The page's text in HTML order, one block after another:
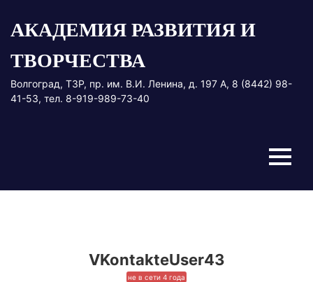
содержимому
АКАДЕМИЯ РАЗВИТИЯ И
ТВОРЧЕСТВА
Волгоград, ТЗР, пр. им. В.И. Ленина, д. 197 А, 8 (8442) 98-
41-53, тел. 8-919-989-73-40
Меню
VKontakteUser43
не в сети 4 года